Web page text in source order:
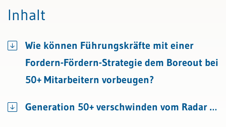
Inhalt
Wie können Führungskräfte mit einer
Fordern-Fördern-Strategie dem Boreout bei
50+ Mitarbeitern vorbeugen?
Generation 50+ verschwinden vom Radar …